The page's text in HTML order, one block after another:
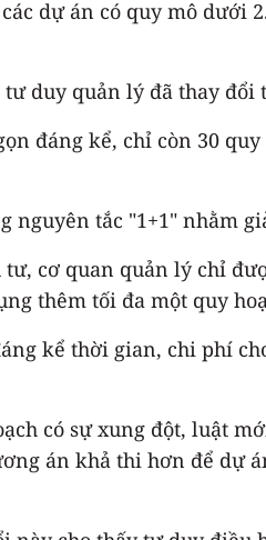
dự án có quy mô dưới
duy quản lý đã thay
đáng kể, chỉ còn 30
nguyên tắc "1+1"
cơ quan quản lý chỉ
thêm tối đa một quy
kể thời gian, chi phí
có sự xung đột, luật
án khả thi hơn để dự